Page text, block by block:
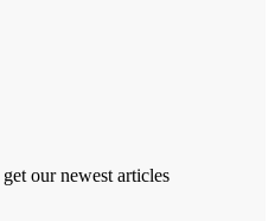
our newest articles